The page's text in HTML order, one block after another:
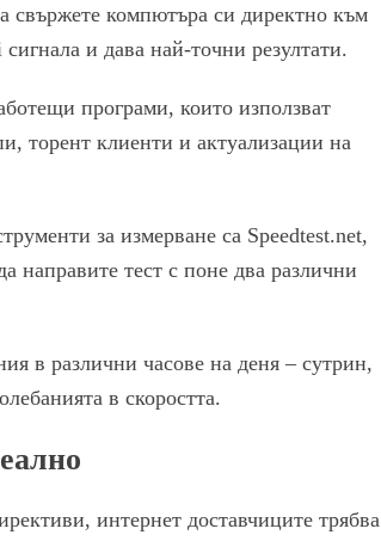
свържете компютъра си директно към
и дава най-точни резултати.
програми, които използват
торент клиенти и актуализации на
за измерване са Speedtest.net,
направите тест с поне два различни
в различни часове на деня – сутрин,
в скоростта.
интернет доставчиците трябва